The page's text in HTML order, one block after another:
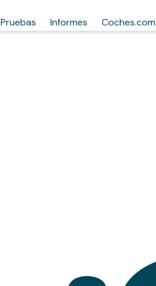
Pruebas Informes Coches.com